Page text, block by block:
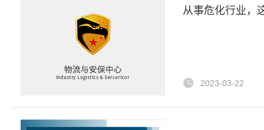
从事危化行业，
2023-03-22